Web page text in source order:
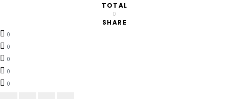
TOTAL
0
SHARE
0
0
0
0
0